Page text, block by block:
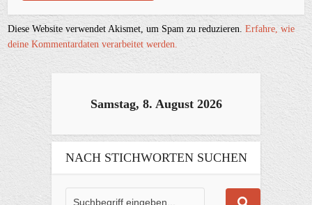
Diese Website verwendet Akismet, um Spam zu reduzieren.Erfahre, wie
deine Kommentardaten verarbeitet werden.
Samstag, 8. August 2026
NACH STICHWORTEN SUCHEN